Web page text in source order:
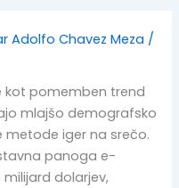
Adolfo Chavez Meza /
kot pomemben trend
mlajšo demografsko
metode iger na srečo.
panoga e-
dolarjev,